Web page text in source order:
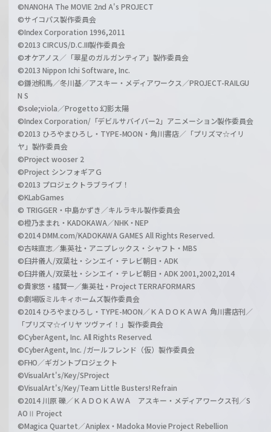
©NANOHA The MOVIE 2nd A's PROJECT
©サイコパス製作委員会
©Index Corporation 1996,2011
©2013 CIRCUS/D.C.III製作委員会
©オケアノス／「翠星のガルガンティア」製作委員会
©2013 Nippon Ichi Software, Inc.
©鎌池和馬／冬川基／アスキー・メディアワークス／PROJECT-RAILGU
N S
©sole;viola／Progetto 幻影太陽
©Index Corporation/「デビルサバイバー2」アニメーション製作委員会
©2013 ひろやまひろし・TYPE-MOON・角川書店／「プリズマ☆イリ
ヤ」製作委員会
©Project wooser 2
©Project シンフォギアＧ
©2013 プロジェクトラブライブ！
©KLabGames
© TRIGGER・中島かずき／キルラキル製作委員会
©橙乃ままれ・KADOKAWA／NHK・NEP
©2014 DMM.com/KADOKAWA GAMES All Rights Reserved.
©古味直志／集英社・アニプレックス・シャフト・MBS
©臼井儀人/双葉社・シンエイ・テレビ朝日・ADK
©臼井儀人/双葉社・シンエイ・テレビ朝日・ADK 2001,2002,2014
©貴家悠・橘賢一／集英社・Project TERRAFORMARS
©劇場版ミルキィホームズ製作委員会
©2014 ひろやまひろし・TYPE-MOON／ＫＡＤＯＫＡＷＡ 角川書店刊／
「プリズマ☆イリヤ ツヴァイ！」製作委員会
©CyberAgent, Inc. All Rights Reserved.
©CyberAgent, Inc. /ガールフレンド（仮）製作委員会
©FHO／ギガントプロジェクト
©VisualArt's/Key/SProject
©VisualArt's/Key/Team Little Busters! Refrain
©2014 川原 礫／ＫＡＤＯＫＡＷＡ アスキー・メディアワークス刊／S
AOⅡ Project
©Magica Quartet／Aniplex・Madoka Movie Project Rebellion